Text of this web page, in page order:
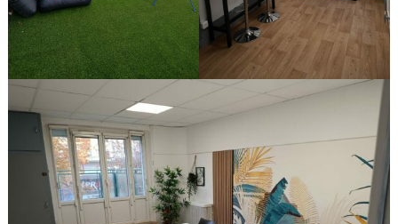
24 €
Coworking - bureau privé #1 - matin
mercredi 12 août 2026
COMPLET
12 €
Coworking - bureau open space -
après-midi
mercredi 12 août 2026
places restantes